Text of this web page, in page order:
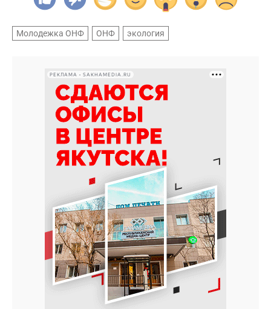
Молодежка ОНФ ОНФ экология
РЕКЛАМА • SAKHAMEDIA.RU